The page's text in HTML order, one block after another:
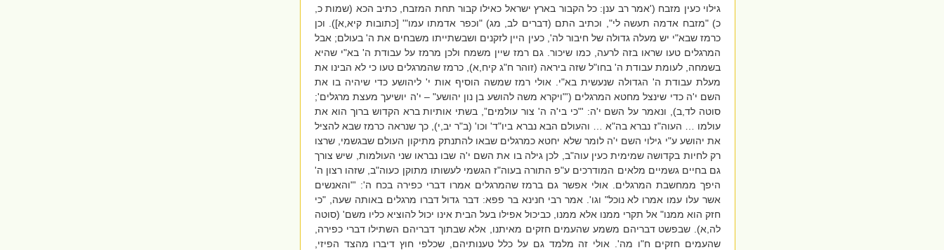
גילוי כעין מזבח ('אמר רב ענן: כל הקבור בארץ ישראל כאילו קבור תחת המזבח, כתיב הכא (שמות כ,
כ) "מזבח אדמה תעשה לי", וכתיב התם (דברים לב, מג) "וכפר אדמתו עמו"' [כתובות קיא,א]). וכן
כרמז שבא"י יש מעלה גדולה של חיבור לה', כעין היין לזקנים ושבשתייתו משבחים את ה' בעולם; אבל
המרגלים טעו שראו בזה לרעה, כמו שיכור. גם רמז שיין משמח ולכן מרמז על עבודת ה' בא"י שהיא
בשמחה, לעומת עבודת ה' בחו"ל שזה ביראה (זוהר ח"ג קיח,א), כרמז שהמרגלים טעו כי לא הבינו את
מעלת עבודת ה' הגדולה שנעשית בא"י. אולי רמז שמשה הוסיף אות י' ליהושע כדי שיהיה בו את
השם י'ה כדי שינצל מחטא המרגלים ('"ויקרא משה להושע בן נון יהושע" – י'ה יושיעך מעצת מרגלים';
סוטה לד,ב), ונאמר על השם י'ה: '"כי בי'ה ה' צור עולמים”, בשתי אותיות ברא הקדוש ברוך הוא את
עולמו … העוה"ז נברא בה"א … והעולם הבא נברא ביו"ד' וכו' (ב"ר יב,י), כך שנראה כרמז שבא להציל
את יהושע ע"י גילוי השם י'ה לומר שלא יחטא כמרגלים שבאו להתנתק מתיקון העולם שבגשמי, שרצו
רק לחיות בקדושה שמימית כעין עוה"ב, לכן גילה בו את השם י'ה שבו נבראו שני העולמות, שיש צורך
גם בחיים גשמיים מלאים המודרכים ע"פ התורה בעוה"ז הגשמי לעשותו מתוקן כעוה"ב, שזהו רצון ה'
היפך ממחשבת המרגלים. אולי אפשר גם ברמז שהמרגלים אמרו דברי כפירה בכח ה': '"והאנשים
אשר עלו עמו אמרו לא נוכל" וגו'. אמר רבי חנינא בר פפא: דבר גדול דברו מרגלים באותה שעה, "כי
חזק הוא ממנו" אל תקרי ממנו אלא ממנו, כביכול אפילו בעל הבית אינו יכול להוציא כליו משם' (סוטה
לה,א). שבפשט דבריהם משמע שהעמים חזקים מאיתנו, אלא שבתוך דבריהם השתילו דברי כפירה,
שהעמים חזקים ח"ו מה'. אולי זה מלמד גם על כלל טענותיהם, שכלפי חוץ דיברו מהצד הפיזי,